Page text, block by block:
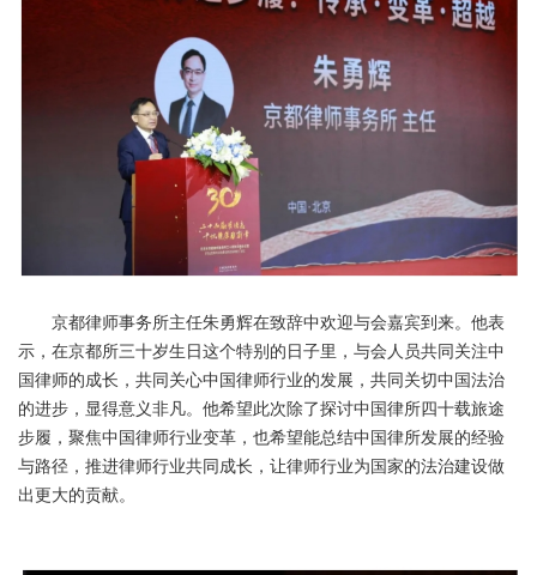
京都律师事务所主任朱勇辉在致辞中欢迎与会嘉宾到来。他表
示，在京都所三十岁生日这个特别的日子里，与会人员共同关注中
国律师的成长，共同关心中国律师行业的发展，共同关切中国法治
的进步，显得意义非凡。他希望此次除了探讨中国律所四十载旅途
步履，聚焦中国律师行业变革，也希望能总结中国律所发展的经验
与路径，推进律师行业共同成长，让律师行业为国家的法治建设做
出更大的贡献。